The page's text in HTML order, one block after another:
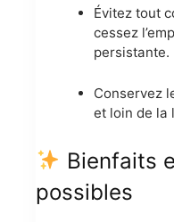
Évitez tout
cessez
persistante.
Conservez
et loin de la
Bienfaits
possibles